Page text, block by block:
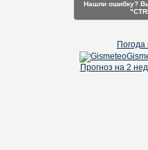
Нашли ошибку?
Погода
Прогноз на 2